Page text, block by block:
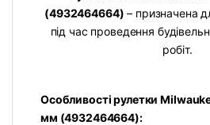
(4932464664) – призначена
під час проведення
робіт.
Особливості рулетки
мм (4932464664):